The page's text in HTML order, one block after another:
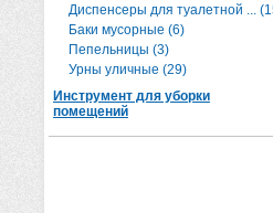
Диспенсеры для туалетной ...
Баки мусорные (6)
Пепельницы (3)
Урны уличные (29)
Инструмент для уборки
помещений